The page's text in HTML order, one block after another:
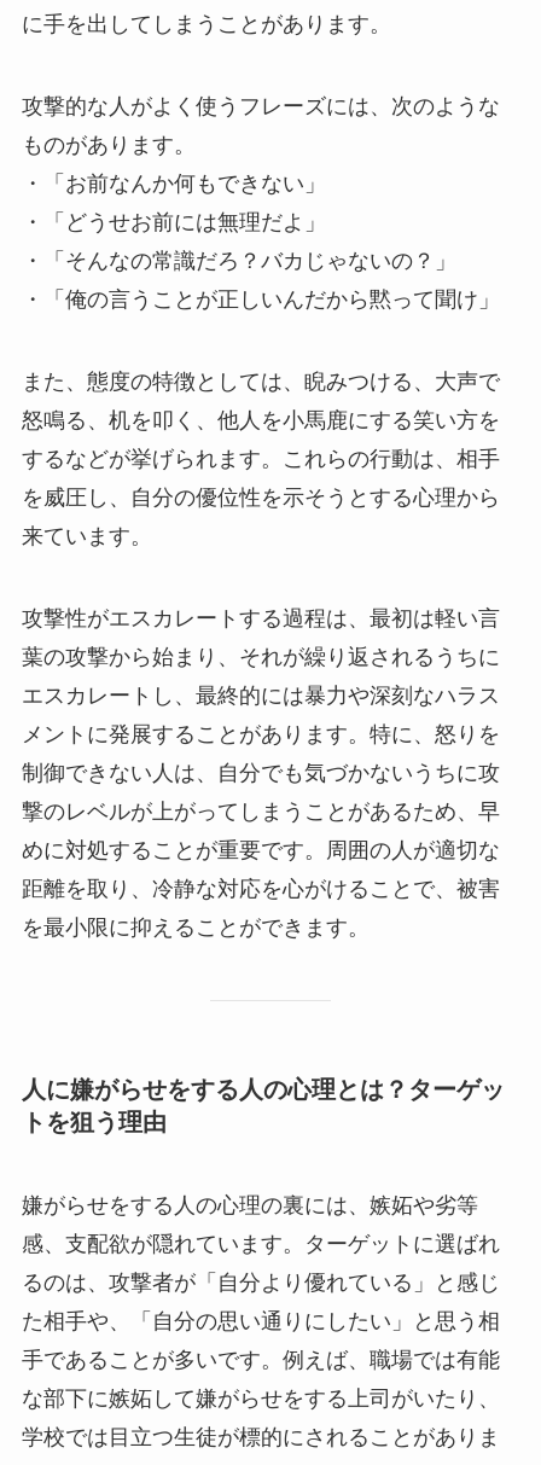
に手を出してしまうことがあります。
攻撃的な人がよく使うフレーズには、次のような
ものがあります。
・「お前なんか何もできない」
・「どうせお前には無理だよ」
・「そんなの常識だろ？バカじゃないの？」
・「俺の言うことが正しいんだから黙って聞け」
また、態度の特徴としては、睨みつける、大声で
怒鳴る、机を叩く、他人を小馬鹿にする笑い方を
するなどが挙げられます。これらの行動は、相手
を威圧し、自分の優位性を示そうとする心理から
来ています。
攻撃性がエスカレートする過程は、最初は軽い言
葉の攻撃から始まり、それが繰り返されるうちに
エスカレートし、最終的には暴力や深刻なハラス
メントに発展することがあります。特に、怒りを
制御できない人は、自分でも気づかないうちに攻
撃のレベルが上がってしまうことがあるため、早
めに対処することが重要です。周囲の人が適切な
距離を取り、冷静な対応を心がけることで、被害
を最小限に抑えることができます。
人に嫌がらせをする人の心理とは？ターゲッ
トを狙う理由
嫌がらせをする人の心理の裏には、嫉妬や劣等
感、支配欲が隠れています。ターゲットに選ばれ
るのは、攻撃者が「自分より優れている」と感じ
た相手や、「自分の思い通りにしたい」と思う相
手であることが多いです。例えば、職場では有能
な部下に嫉妬して嫌がらせをする上司がいたり、
学校では目立つ生徒が標的にされることがありま